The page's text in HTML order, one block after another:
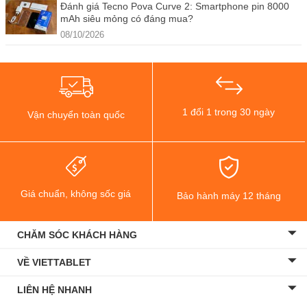
Đánh giá Tecno Pova Curve 2: Smartphone pin 8000
mAh siêu mỏng có đáng mua?
08/10/2026
Vận chuyển toàn quốc 1 đổi 1 trong 30 ngày
Giá chuẩn, không sốc giá Bảo hành máy 12 tháng
CHĂM SÓC KHÁCH HÀNG
VỀ VIETTABLET
LIÊN HỆ NHANH